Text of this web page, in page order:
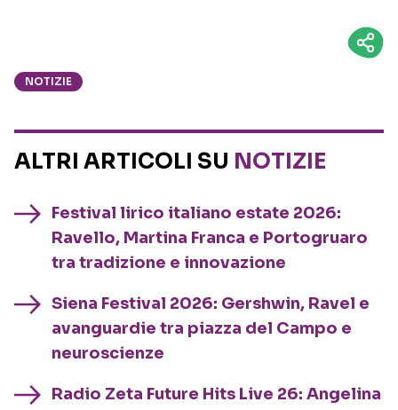
NOTIZIE
ALTRI ARTICOLI SU NOTIZIE
Festival lirico italiano estate 2026:
Ravello, Martina Franca e Portogruaro
tra tradizione e innovazione
Siena Festival 2026: Gershwin, Ravel e
avanguardie tra piazza del Campo e
neuroscienze
Radio Zeta Future Hits Live 26: Angelina